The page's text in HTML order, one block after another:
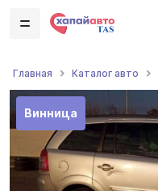
Главная Каталог авто
Винница